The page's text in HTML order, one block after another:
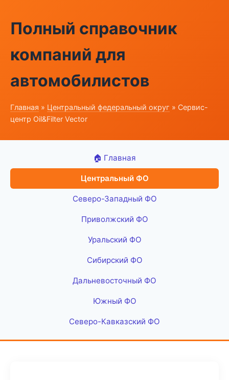
Полный справочник
компаний для
автомобилистов
Главная » Центральный федеральный округ » Сервис-
центр Oil&Filter Vector
🏠 Главная
Центральный ФО
Северо-Западный ФО
Приволжский ФО
Уральский ФО
Сибирский ФО
Дальневосточный ФО
Южный ФО
Северо-Кавказский ФО